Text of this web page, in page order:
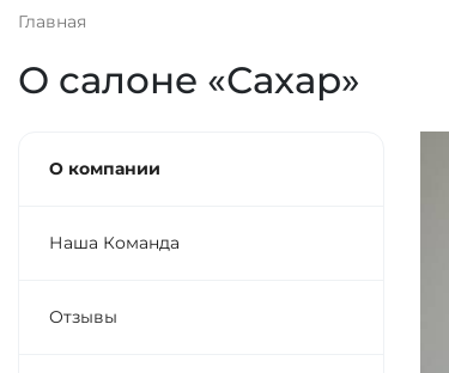
Главная
О салоне «Сахар»
О компании
Наша Команда
Отзывы